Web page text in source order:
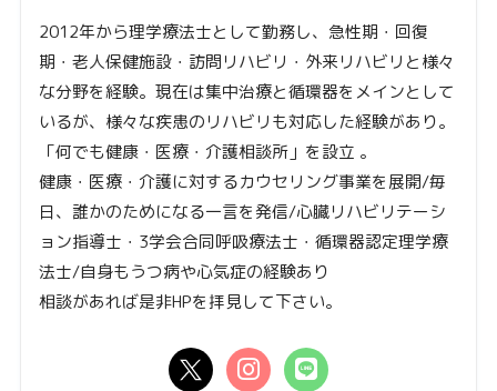
2012年から理学療法士として勤務し、急性期・回復
期・老人保健施設・訪問リハビリ・外来リハビリと様々
な分野を経験。現在は集中治療と循環器をメインとして
いるが、様々な疾患のリハビリも対応した経験があり。
「何でも健康・医療・介護相談所」を設立 。
健康・医療・介護に対するカウセリング事業を展開/毎
日、誰かのためになる一言を発信/心臓リハビリテーシ
ョン指導士・3学会合同呼吸療法士・循環器認定理学療
法士/自身もうつ病や心気症の経験あり
相談があれば是非HPを拝見して下さい。